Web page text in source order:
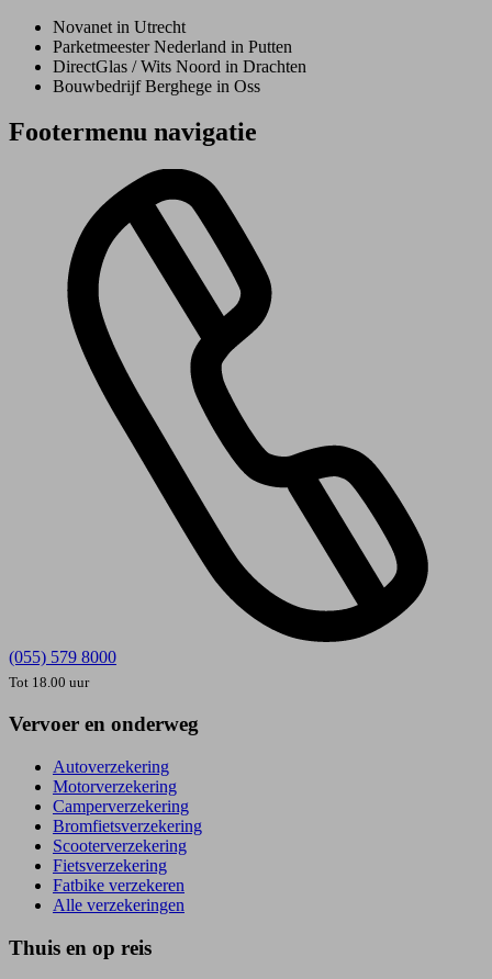
Novanet in Utrecht
Parketmeester Nederland in Putten
DirectGlas / Wits Noord in Drachten
Bouwbedrijf Berghege in Oss
Footermenu navigatie
(055) 579 8000
Tot 18.00 uur
Vervoer en onderweg
Autoverzekering
Motorverzekering
Camperverzekering
Bromfietsverzekering
Scooterverzekering
Fietsverzekering
Fatbike verzekeren
Alle verzekeringen
Thuis en op reis